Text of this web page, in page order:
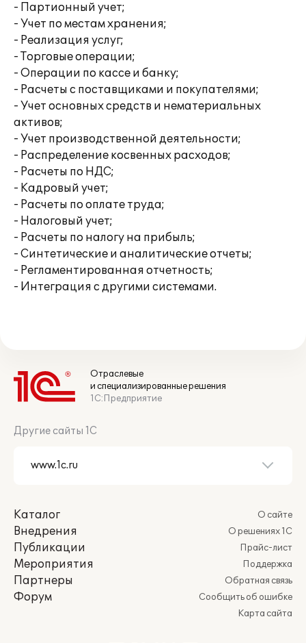
- Партионный учет;
- Учет по местам хранения;
- Реализация услуг;
- Торговые операции;
- Операции по кассе и банку;
- Расчеты с поставщиками и покупателями;
- Учет основных средств и нематериальных
активов;
- Учет производственной деятельности;
- Распределение косвенных расходов;
- Расчеты по НДС;
- Кадровый учет;
- Расчеты по оплате труда;
- Налоговый учет;
- Расчеты по налогу на прибыль;
- Синтетические и аналитические отчеты;
- Регламентированная отчетность;
- Интеграция с другими системами.
Отраслевые
и специализированные решения
1С:Предприятие
Другие сайты 1С
Каталог
Внедрения
Публикации
Мероприятия
Партнеры
Форум
О сайте
О решениях 1С
Прайс-лист
Поддержка
Обратная связь
Сообщить об ошибке
Карта сайта